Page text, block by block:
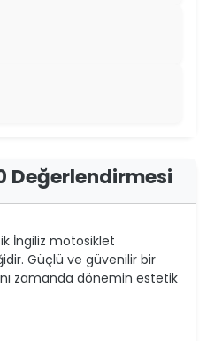
Değerlendirmesi
İngiliz motosiklet
Güçlü ve güvenilir bir
zamanda dönemin estetik